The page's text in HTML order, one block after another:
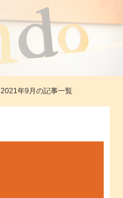
2021年9月の記事一覧